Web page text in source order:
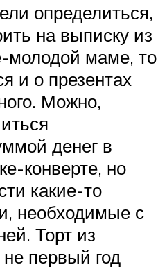
определиться,
на выписку из
молодой маме, то
и о презентах
Можно,
денег в
конверте, но
какие-то
необходимые с
Торт из
первый год